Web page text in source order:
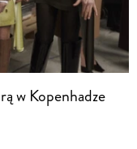
w Kopenhadze